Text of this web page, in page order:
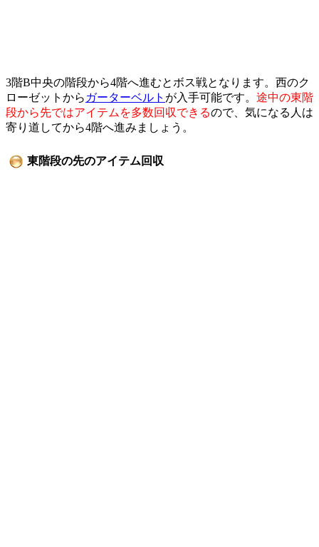
3階B中央の階段から4階へ進むとボス戦となります。西のク
ローゼットから ガーターベルト が入手可能です。 途中の東階
段から先ではアイテムを多数回収できるので、気になる人は
寄り道してから4階へ進みましょう。
東階段の先のアイテム回収